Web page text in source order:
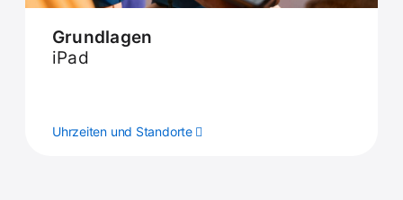
Grundlagen
iPad
Uhrzeiten und Standorte